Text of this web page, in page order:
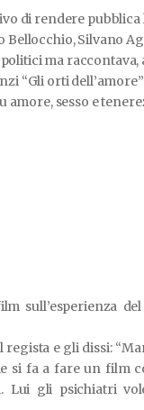
di rendere pubblica
Bellocchio, Silvano
ma raccontava,
“Gli orti
amore, sesso e
sull’esperienza
e gli dissi:
si fa a fare un film
gli psichiatri